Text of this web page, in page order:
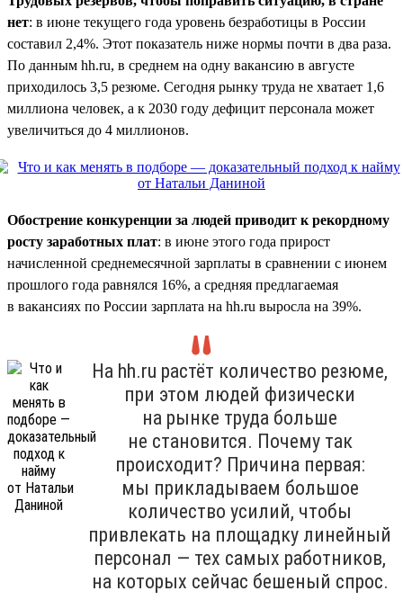
нет: в июне текущего года уровень безработицы в России
составил 2,4%. Этот показатель ниже нормы почти в два раза.
По данным hh.ru, в среднем на одну вакансию в августе
приходилось 3,5 резюме. Сегодня рынку труда не хватает 1,6
миллиона человек, а к 2030 году дефицит персонала может
увеличиться до 4 миллионов.
Обострение конкуренции за людей приводит к рекордному
росту заработных плат: в июне этого года прирост
начисленной среднемесячной зарплаты в сравнении с июнем
прошлого года равнялся 16%, а средняя предлагаемая
в вакансиях по России зарплата на hh.ru выросла на 39%.
На hh.ru растёт количество резюме,
при этом людей физически
на рынке труда больше
не становится. Почему так
происходит? Причина первая:
мы прикладываем большое
количество усилий, чтобы
привлекать на площадку линейный
персонал — тех самых работников,
на которых сейчас бешеный спрос.